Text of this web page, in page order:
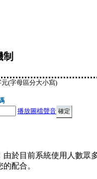
(字母區分大小寫)
播放圖檔聲音
由於目前系統使用人數眾
配合。